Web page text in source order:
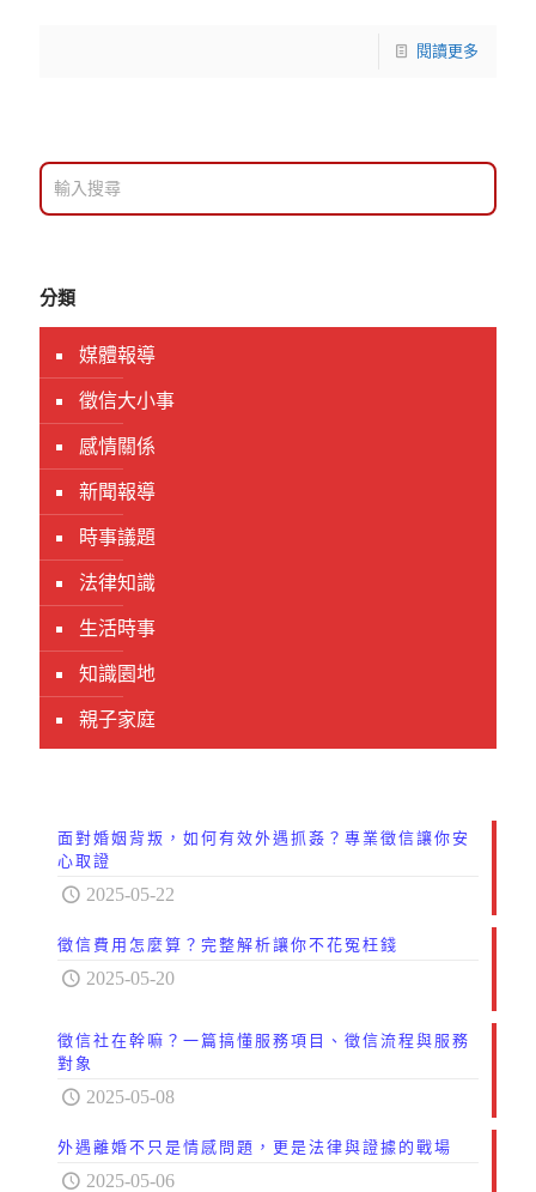
閱讀更多
分類
媒體報導
徵信大小事
感情關係
新聞報導
時事議題
法律知識
生活時事
知識園地
親子家庭
面對婚姻背叛，如何有效外遇抓姦？專業徵信讓你安
心取證
2025-05-22
徵信費用怎麼算？完整解析讓你不花冤枉錢
2025-05-20
徵信社在幹嘛？一篇搞懂服務項目、徵信流程與服務
對象
2025-05-08
外遇離婚不只是情感問題，更是法律與證據的戰場
2025-05-06